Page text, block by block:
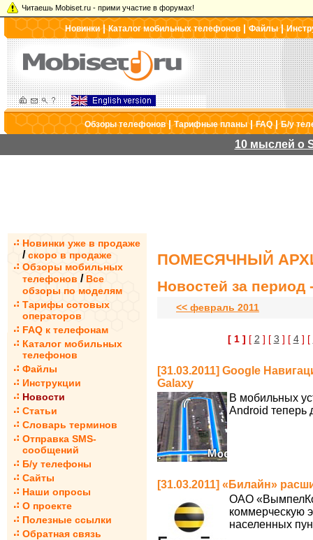
Читаешь Mobiset.ru - прими участие в форумах!
Новинки|Каталог мобильных телефонов |Файлы|
Обзоры телефонов|Тарифные планы|FAQ|Б/у
10 мыслей о
Новинки уже в продаже
/ скоро в продаже
Обзоры мобильных
телефонов / Все
обзоры по моделям
Тарифы сотовых
операторов
FAQ к телефонам
Каталог мобильных
телефонов
Файлы
Инструкции
Новости
Статьи
Словарь терминов
Отправка SMS-
сообщений
Б/у телефоны
Сайты
Наши опросы
О проекте
Полезные ссылки
Обратная связь
ПОМЕСЯЧНЫЙ
Новостей за период
<< февраль 2011
[ 1 ] [ 2 ] [ 3 ] [ 4] [
[31.03.2011] Google
Galaxy
В мобильных
Android теперь
[31.03.2011] «Билайн»
ОАО
коммерческую
населенных